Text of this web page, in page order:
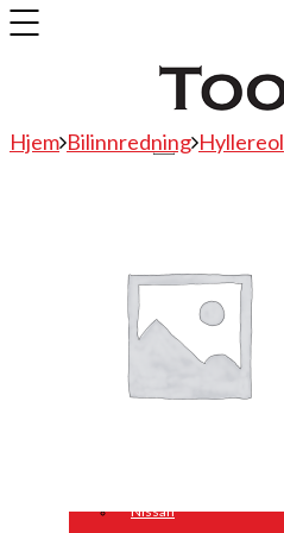
Hyundai
Nissan
Hjem Bilinnredning Hyllereol